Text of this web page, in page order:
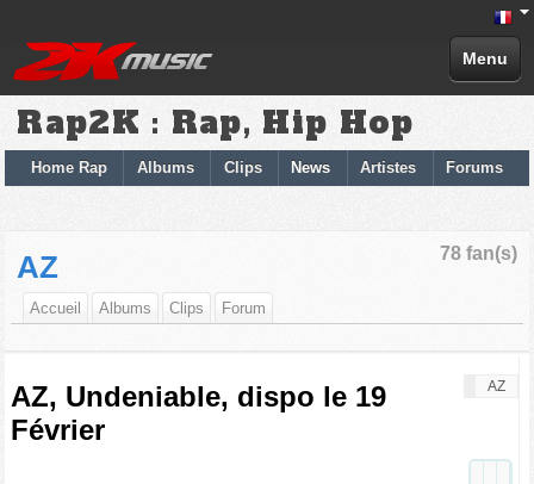
Menu
Rap2K : Rap, Hip Hop
Home Rap Albums Clips News Artistes Forums
78 fan(s)
AZ
Accueil Albums Clips Forum
AZ
AZ, Undeniable, dispo le 19
Février